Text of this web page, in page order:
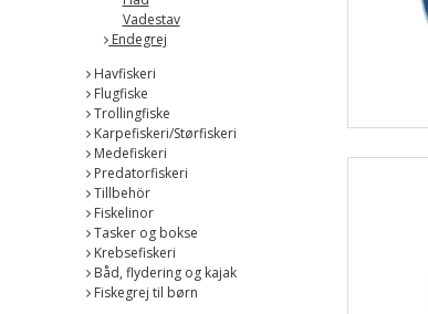
Vadestav
Endegrej
Havfiskeri
Flugfiske
Trollingfiske
Karpefiskeri/Størfiskeri
Medefiskeri
Predatorfiskeri
Tillbehör
Fiskelinor
Tasker og bokse
Krebsefiskeri
Båd, flydering og kajak
Fiskegrej til børn